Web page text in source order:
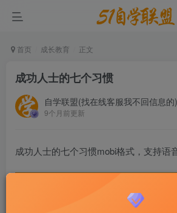
首页 成长教育 正文
成功人士的七个习惯
自学联盟(找在线客服我不回信息的)
9个月前更新
成功人士的七个习惯mobi格式，支持语